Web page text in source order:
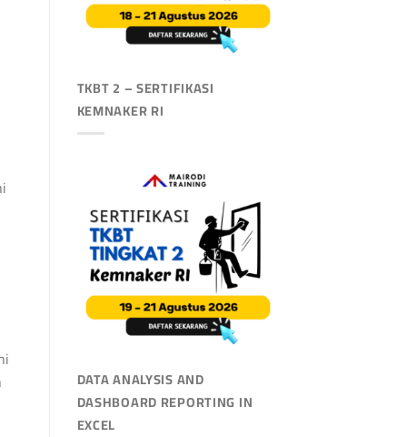
TKBT 2 – SERTIFIKASI
KEMNAKER RI
DATA ANALYSIS AND
DASHBOARD REPORTING IN
EXCEL